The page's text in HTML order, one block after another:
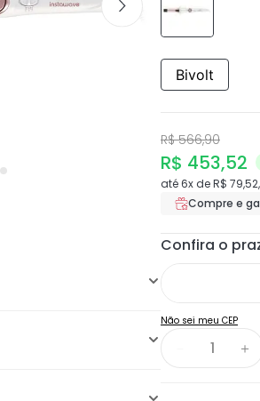
Bivolt
R$ 566,90
R$ 453,52
até6x deR$ 79,52,
Compre e
Não sei meu CEP
＋